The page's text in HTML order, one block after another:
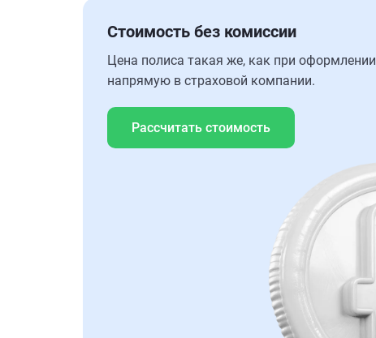
Стоимость без комиссии
Цена полиса такая же, как при оформлении
напрямую в страховой компании.
Рассчитать стоимость